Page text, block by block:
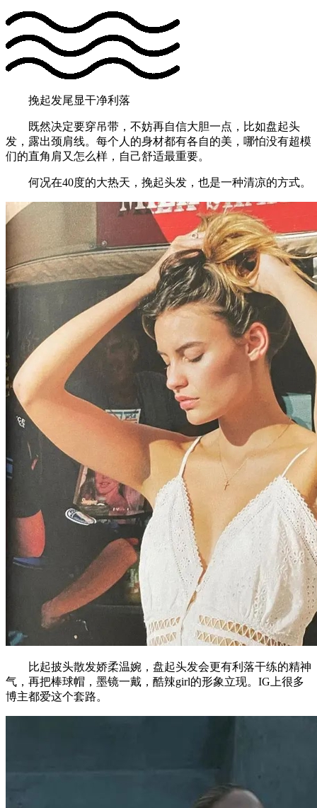
挽起发尾显干净利落
既然决定要穿吊带，不妨再自信大胆一点，比如盘起头
发，露出颈肩线。每个人的身材都有各自的美，哪怕没有超模
们的直角肩又怎么样，自己舒适最重要。
何况在40度的大热天，挽起头发，也是一种清凉的方式。
比起披头散发娇柔温婉，盘起头发会更有利落干练的精神
气，再把棒球帽，墨镜一戴，酷辣girl的形象立现。IG上很多
博主都爱这个套路。